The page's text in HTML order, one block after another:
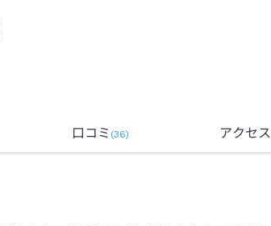
口コミ (36) アクセス